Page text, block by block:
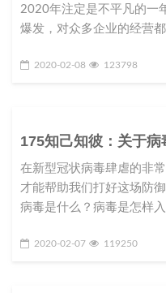
2020年注定是不平凡的一
爆发，对众多企业的经营
2020-02-08 123798
175知己知彼：关于
在新型冠状病毒肆虐的非
才能帮助我们打好这场防
病毒是什么？病毒是怎样
2020-02-07 119250